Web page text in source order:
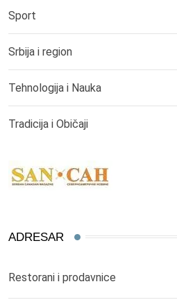
Sport
Srbija i region
Tehnologija i Nauka
Tradicija i Običaji
ADRESAR
Restorani i prodavnice